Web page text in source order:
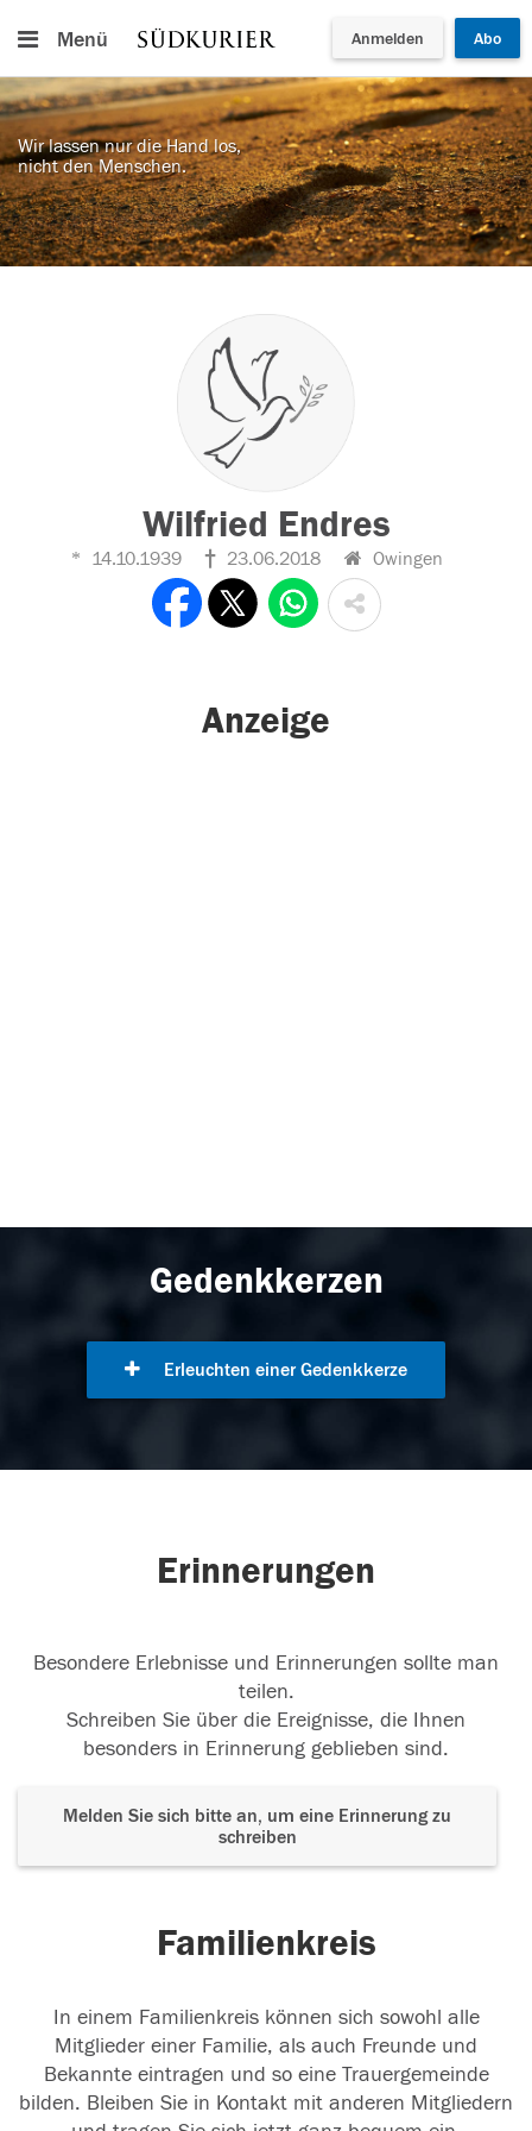
Menü Anmelden Abo
Wir lassen nur die Hand los,
nicht den Menschen.
Wilfried Endres
14.10.1939 23.06.2018 Owingen
Anzeige
Gedenkkerzen
Erleuchten einer Gedenkkerze
Erinnerungen
Besondere Erlebnisse und Erinnerungen sollte man
teilen.
Schreiben Sie über die Ereignisse, die Ihnen
besonders in Erinnerung geblieben sind.
Melden Sie sich bitte an, um eine Erinnerung zu
schreiben
Familienkreis
In einem Familienkreis können sich sowohl alle
Mitglieder einer Familie, als auch Freunde und
Bekannte eintragen und so eine Trauergemeinde
bilden. Bleiben Sie in Kontakt mit anderen Mitgliedern